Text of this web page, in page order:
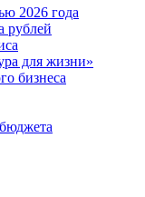
2026 года
рублей
для жизни»
бизнеса